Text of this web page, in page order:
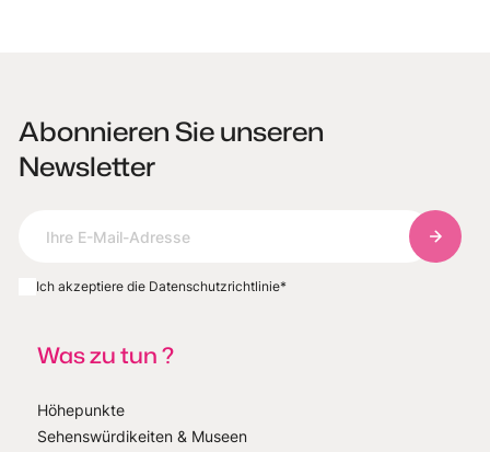
Abonnieren Sie unseren
Newsletter
Ich akzeptiere die Datenschutzrichtlinie*
Was zu tun ?
Höhepunkte
Sehenswürdikeiten & Museen